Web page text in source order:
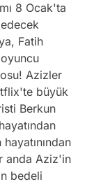
8 Ocak'ta
Fatih
Azizler
büyük
Berkun
anda Aziz'in
bedeli